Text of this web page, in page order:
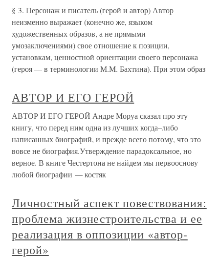
§ 3. Персонаж и писатель (герой и автор) Автор
неизменно выражает (конечно же, языком
художественных образов, а не прямыми
умозаключениями) свое отношение к позиции,
установкам, ценностной ориентации своего персонажа
(героя — в терминологии М.М. Бахтина). При этом образ
АВТОР И ЕГО ГЕРОЙ
АВТОР И ЕГО ГЕРОЙ Андре Моруа сказал про эту
книгу, что перед ним одна из лучших когда–либо
написанных биографий, и прежде всего потому, что это
вовсе не биография.Утверждение парадоксальное, но
верное. В книге Честертона не найдем мы первооснову
любой биографии — костяк
Личностный аспект повествования:
проблема жизнестроительства и ее
реализация в оппозиции «автор-
герой»